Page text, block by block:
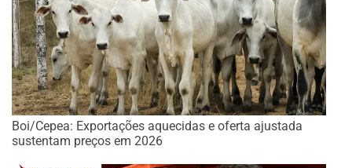
Boi/Cepea: Exportações aquecidas e oferta ajustada
sustentam preços em 2026